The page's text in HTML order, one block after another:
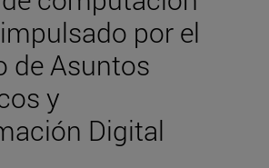
por el
de Asuntos
y
Digital